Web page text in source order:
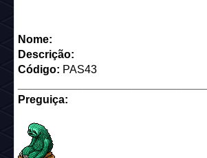
Nome:
Descrição:
Código: PAS43
Preguiça: